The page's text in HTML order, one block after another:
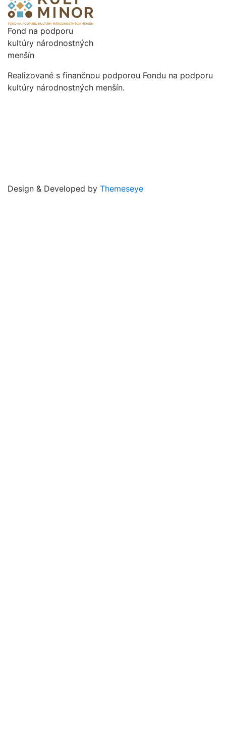
Fond na podporu
kultúry národnostných
menšín
Realizované s finančnou podporou Fondu na podporu
kultúry národnostných menšín.
Design & Developed by Themeseye